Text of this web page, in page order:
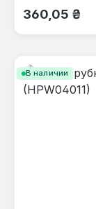
Обычная
360,05 ₴
В наличии